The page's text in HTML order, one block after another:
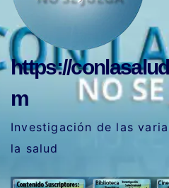
https://
m
Investigación de las
la salud